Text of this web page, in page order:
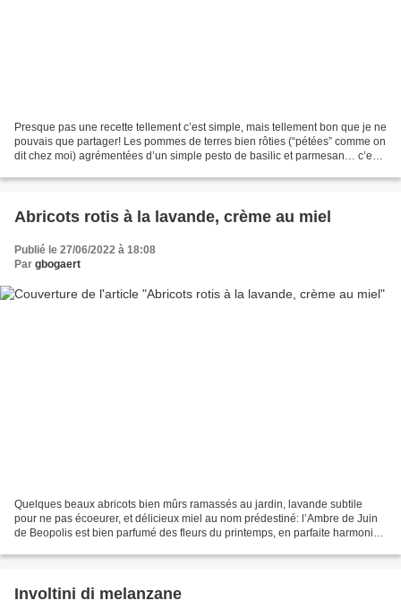
Presque pas une recette tellement c’est simple, mais tellement bon que je ne
pouvais que partager! Les pommes de terres bien rôties (“pétées” comme on
dit chez moi) agrémentées d’un simple pesto de basilic et parmesan… c’est
Abricots rotis à la lavande, crème au miel
Publié le 27/06/2022 à 18:08
Par gbogaert
Quelques beaux abricots bien mûrs ramassés au jardin, lavande subtile
pour ne pas écoeurer, et délicieux miel au nom prédestiné: l’Ambre de Juin
de Beopolis est bien parfumé des fleurs du printemps, en parfaite harmonie
Involtini di melanzane